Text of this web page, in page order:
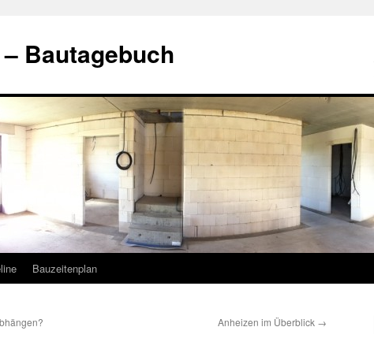
Bautagebuch
Bauzeitenplan
Anheizen im Überblick →